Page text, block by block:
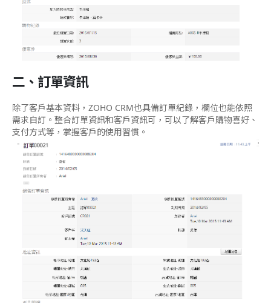
二、訂單資訊
除了客戶基本資料，ZOHO CRM也具備訂單紀錄，欄位也能依照
需求自訂。整合訂單資訊和客戶資訊可，可以了解客戶購物喜好、
支付方式等，掌握客戶的使用習慣。